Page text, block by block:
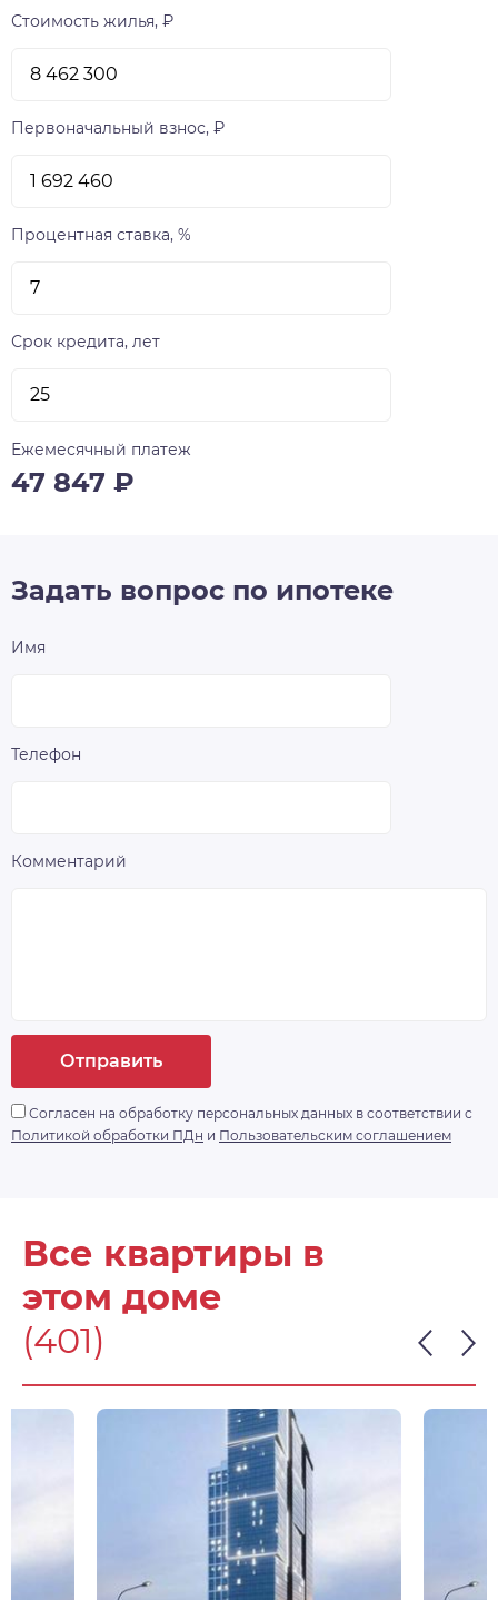
Стоимость жилья, ₽
Первоначальный взнос, ₽
Процентная ставка, %
Срок кредита, лет
Ежемесячный платеж
47 847 ₽
Задать вопрос по ипотеке
Имя
Телефон
Комментарий
Отправить
Согласен на обработку персональных данных в соответствии с
Политикой обработки ПДн и Пользовательским соглашением
Все квартиры в
этом доме
(401)